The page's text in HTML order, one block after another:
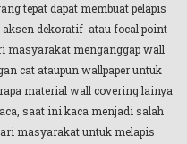
tepat dapat membuat pelapis
dekoratif atau focal point
masyarakat menganggap wall
cat ataupun wallpaper untuk
material wall covering lainya
saat ini kaca menjadi salah
masyarakat untuk melapis